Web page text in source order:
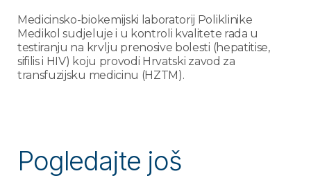
Medicinsko-biokemijski laboratorij Poliklinike
Medikol sudjeluje i u kontroli kvalitete rada u
testiranju na krvlju prenosive bolesti (hepatitise,
sifilis i HIV) koju provodi Hrvatski zavod za
transfuzijsku medicinu (HZTM).
Pogledajte još